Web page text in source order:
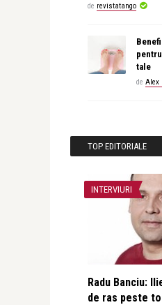
de revistatango
tale
de Alex
TOP EDITORIALE
INTERVIURI
Radu Banciu:
de ras peste